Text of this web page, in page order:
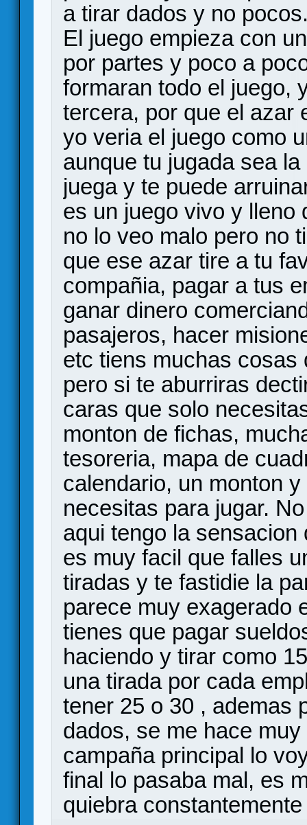
a tirar dados y no
El juego empieza con
por partes y poco a
formaran todo el juego,
tercera, por que el azar
yo veria el juego como
aunque tu jugada sea
juega y te puede
es un juego vivo y lleno
no lo veo malo pero no
que ese azar tire a tu
compañia, pagar a tus
ganar dinero
pasajeros, hacer
etc tiens muchas
pero si te aburriras
caras que solo
monton de fichas,
tesoreria, mapa de
calendario, un monton
necesitas para jugar.
aqui tengo la
es muy facil que falles
tiradas y te fastidie la
parece muy exagerado
tienes que pagar
haciendo y tirar como
una tirada por cada
tener 25 o 30 , ademas
dados, se me hace
campaña principal lo
final lo pasaba mal, es
quiebra constantemente